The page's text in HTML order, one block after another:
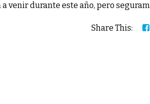
a venir durante este año, pero
Share This: